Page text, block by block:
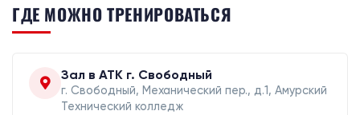
ГДЕ МОЖНО ТРЕНИРОВАТЬСЯ
Зал в АТК г. Свободный
г. Свободный, Механический пер., д.1, Амурский
Технический колледж